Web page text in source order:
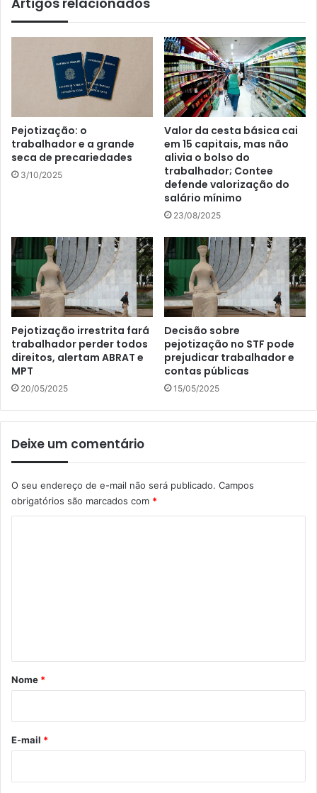
Pejotização: o
trabalhador e a grande
seca de precariedades
3/10/2025
Valor da cesta básica cai
em 15 capitais, mas não
alivia o bolso do
trabalhador; Contee
defende valorização do
salário mínimo
23/08/2025
Pejotização irrestrita fará
trabalhador perder todos
direitos, alertam ABRAT e
MPT
20/05/2025
Decisão sobre
pejotização no STF pode
prejudicar trabalhador e
contas públicas
15/05/2025
Deixe um comentário
O seu endereço de e-mail não será publicado. Campos
obrigatórios são marcados com *
r
*
Nome *
E-mail *